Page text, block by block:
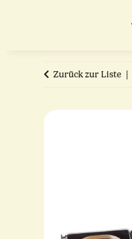
Zurück zur Liste